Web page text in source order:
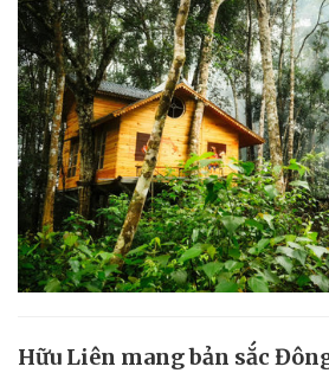
Hữu Liên mang bản sắc